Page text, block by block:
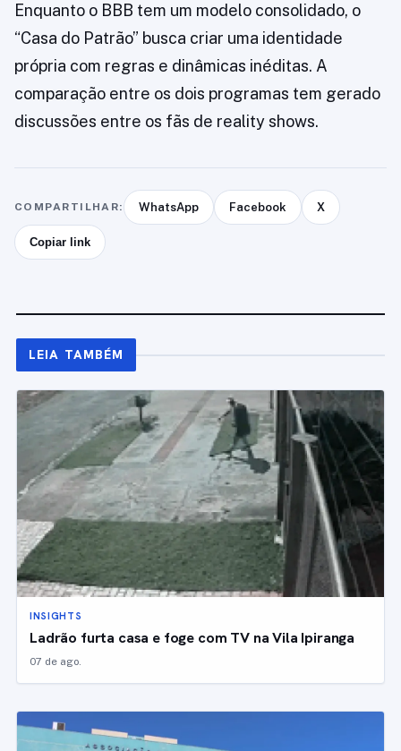
Enquanto o BBB tem um modelo consolidado, o
“Casa do Patrão” busca criar uma identidade
própria com regras e dinâmicas inéditas. A
comparação entre os dois programas tem gerado
discussões entre os fãs de reality shows.
COMPARTILHAR: WhatsApp Facebook X
Copiar link
LEIA TAMBÉM
INSIGHTS
Ladrão furta casa e foge com TV na Vila Ipiranga
07 de ago.